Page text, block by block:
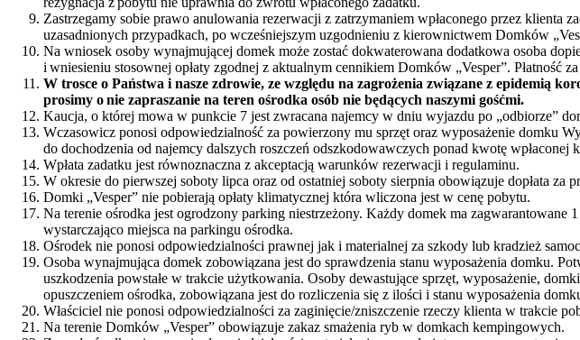
Zastrzegamy sobie prawo anulowania rezerwacji z zatrzymaniem wpłaconego przez
uzasadnionych przypadkach, po wcześniejszym uzgodnieniu z kierownictwem Domków
Na wniosek osoby wynajmującej domek może zostać dokwaterowana dodatkowa osoba
i wniesieniu stosownej opłaty zgodnej z aktualnym cennikiem Domków „Vesper”. Płatność
W trosce o Państwa i nasze zdrowie, ze względu na zagrożenia związane z epidemią
prosimy o nie zapraszanie na teren ośrodka osób nie będących naszymi gośćmi.
Kaucja, o której mowa w punkcie 7 jest zwracana najemcy w dniu wyjazdu po „odbiorze”
Wczasowicz ponosi odpowiedzialność za powierzony mu sprzęt oraz wyposażenie domku
do dochodzenia od najemcy dalszych roszczeń odszkodowawczych ponad kwotę wpłaconej
Wpłata zadatku jest równoznaczna z akceptacją warunków rezerwacji i regulaminu.
W okresie do pierwszej soboty lipca oraz od ostatniej soboty sierpnia obowiązuje dopłata
Domki „Vesper” nie pobierają opłaty klimatycznej która wliczona jest w cenę pobytu.
Na terenie ośrodka jest ogrodzony parking niestrzeżony. Każdy domek ma
wystarczająco miejsca na parkingu ośrodka.
Ośrodek nie ponosi odpowiedzialności prawnej jak i materialnej za szkody lub kradzież
Osoba wynajmująca domek zobowiązana jest do sprawdzenia stanu wyposażenia domku.
uszkodzenia powstałe w trakcie użytkowania. Osoby dewastujące sprzęt, wyposażenie,
opuszczeniem ośrodka, zobowiązana jest do rozliczenia się z ilości i stanu wyposażenia
Właściciel nie ponosi odpowiedzialności za zaginięcie/zniszczenie rzeczy klienta w trakcie
Na terenie Domków „Vesper” obowiązuje zakaz smażenia ryb w domkach kempingowych.